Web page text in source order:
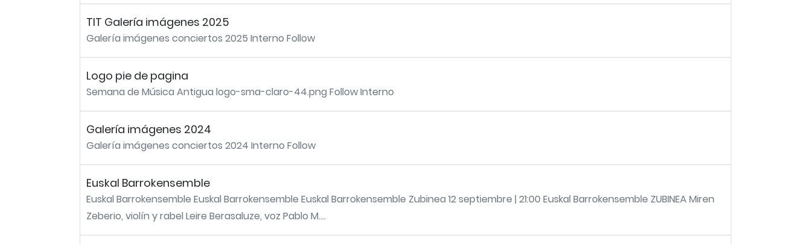
TIT Galería imágenes 2025
Galería imágenes conciertos 2025 Interno Follow
Logo pie de pagina
Semana de Música Antigua logo-sma-claro-44.png Follow Interno
Galería imágenes 2024
Galería imágenes conciertos 2024 Interno Follow
Euskal Barrokensemble
Euskal Barrokensemble Euskal Barrokensemble Euskal Barrokensemble Zubinea 12 septiembre | 21:00 Euskal Barrokensemble ZUBINEA Miren
Zeberio, violín y rabel Leire Berasaluze, voz Pablo M....